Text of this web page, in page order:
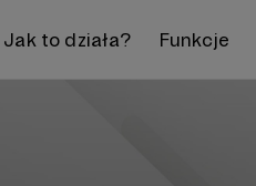
Jak to działa? Funkcje